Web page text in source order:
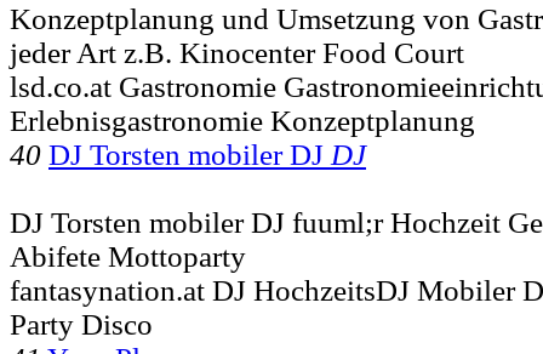
Konzeptplanung und Umsetzung von
jeder Art z.B. Kinocenter Food Court
lsd.co.at Gastronomie
Erlebnisgastronomie Konzeptplanung
40 DJ Torsten mobiler DJ DJ
DJ Torsten mobiler DJ fuuml;r Hochzeit
Abifete Mottoparty
fantasynation.at DJ HochzeitsDJ Mobiler
Party Disco